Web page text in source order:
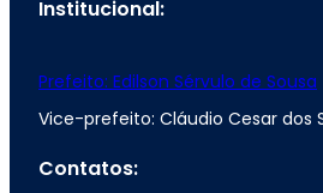
Institucional:
Prefeito: Edilson Sérvulo de Sousa
Vice-prefeito: Cláudio Cesar dos
Contatos: